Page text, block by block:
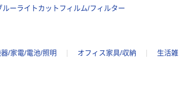
ルーライトカットフィルム/フィルター
/家電/電池/照明 オフィス家具/収納
生活雑